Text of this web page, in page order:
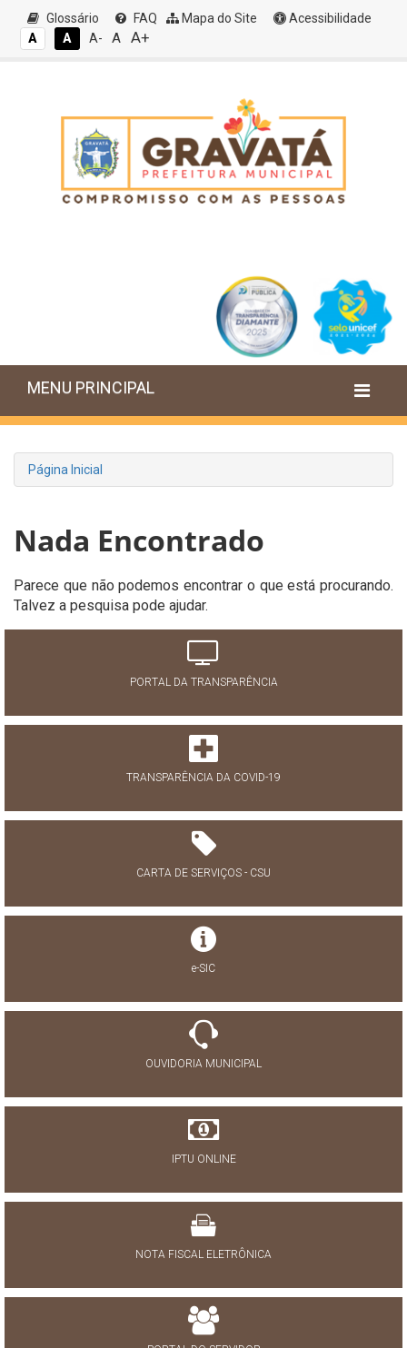
Glossário FAQ Mapa do Site
Acessibilidade
A
A A- A A+
MENU PRINCIPAL
Página Inicial
Nada Encontrado
Parece que não podemos encontrar o que está procurando.
Talvez a pesquisa pode ajudar.
PORTAL DA TRANSPARÊNCIA
TRANSPARÊNCIA DA COVID-19
CARTA DE SERVIÇOS - CSU
e-SIC
OUVIDORIA MUNICIPAL
IPTU ONLINE
NOTA FISCAL ELETRÔNICA